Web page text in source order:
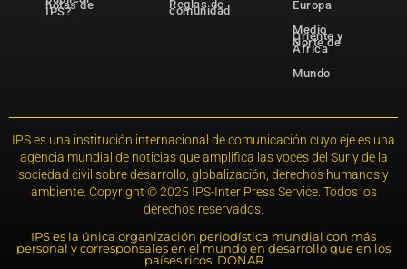
notas de
IPS?
Reglas de
comunidad
Europa
Medio
Oriente y
Norte de
África
Mundo
IPS es una institución internacional de comunicación cuyo eje es una
agencia mundial de noticias que amplifica las voces del Sur y de la
sociedad civil sobre desarrollo, globalización, derechos humanos y
ambiente. Copyright © 2025 IPS-Inter Press Service. Todos los
derechos reservados.
IPS es la única organización periodística mundial con más
personal y corresponsales en el mundo en desarrollo que en los
países ricos. DONAR